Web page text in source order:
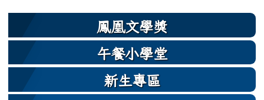
鳳凰文學獎
午餐小學堂
新生專區